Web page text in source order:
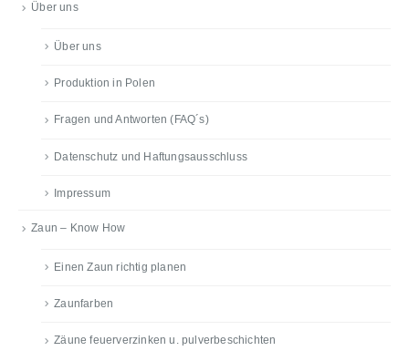
Über uns
Über uns
Produktion in Polen
Fragen und Antworten (FAQ´s)
Datenschutz und Haftungsausschluss
Impressum
Zaun – Know How
Einen Zaun richtig planen
Zaunfarben
Zäune feuerverzinken u. pulverbeschichten